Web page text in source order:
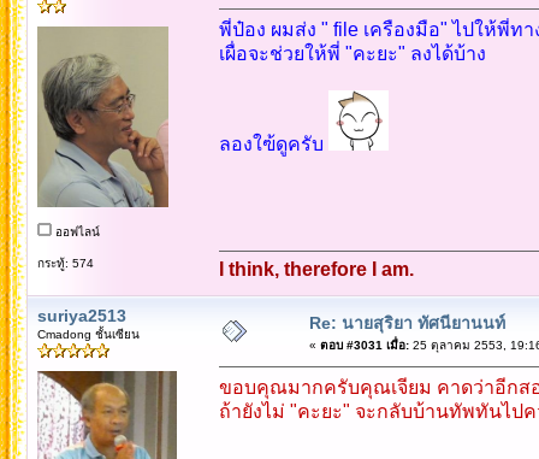
ออฟไลน์
กระทู้: 574
พี่ป๋อง ผมส่ง " file เครืองมือ" ไปให้พี่ทา
เผื่อจะช่วยให้พี่ "คะยะ" ลงได้บ้าง
ลองใฃ้ดูครับ
I think, therefore I am.
suriya2513
Cmadong ชั้นเซียน
Re: นายสุริยา ทัศนียานนท์
« ตอบ #3031 เมื่อ:25 ตุลาคม 2553,
ขอบคุณมากครับคุณเจียม คาดว่าอีกส
ถ้ายังไม่ "คะยะ" จะกลับบ้านทัพทันไปค